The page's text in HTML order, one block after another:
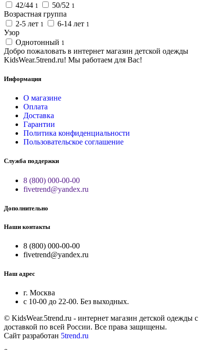
42/44 1 50/52 1
Возрастная группа
2-5 лет 1 6-14 лет 1
Узор
Однотонный 1
Добро пожаловать в интернет магазин детской одежды
KidsWear.5trend.ru! Мы работаем для Вас!
Информация
О магазине
Оплата
Доставка
Гарантии
Политика конфиденциальности
Пользовательское соглашение
Служба поддержки
8 (800) 000-00-00
fivetrend@yandex.ru
Дополнительно
Наши контакты
8 (800) 000-00-00
fivetrend@yandex.ru
Наш адрес
г. Москва
с 10-00 до 22-00. Без выходных.
© KidsWear.5trend.ru - интернет магазин детской одежды с
доставкой по всей России. Все права защищены.
Сайт разработан 5trend.ru